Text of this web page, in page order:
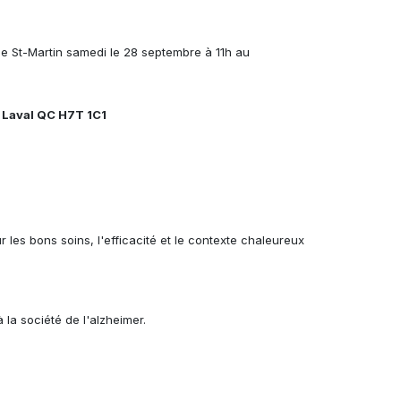
St-Martin samedi le 28 septembre à 11h au
QC H7T 1C1
les bons soins, l'efficacité et le contexte chaleureux
la société de l'alzheimer.